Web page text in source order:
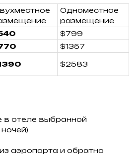
Одноместное
размещение
$799
$1357
$2583
отеле выбранной
аэропорта и обратно
в соответствии с
заявку